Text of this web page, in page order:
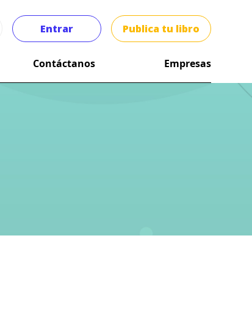
Entrar Publica tu libro
Contáctanos Empresas